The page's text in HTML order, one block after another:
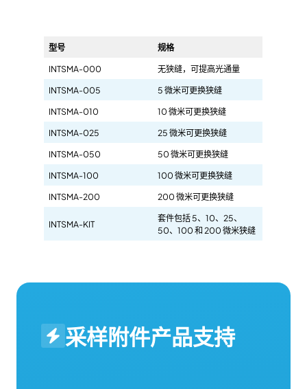
型号
规格
INTSMA-000
无狭缝，可提高光通量
INTSMA-005
5 微米可更换狭缝
INTSMA-010
10 微米可更换狭缝
INTSMA-025
25 微米可更换狭缝
INTSMA-050
50 微米可更换狭缝
INTSMA-100
100 微米可更换狭缝
INTSMA-200
200 微米可更换狭缝
INTSMA-KIT
套件包括 5、10、25、
50、100 和 200 微米狭缝
采样附件产品支持